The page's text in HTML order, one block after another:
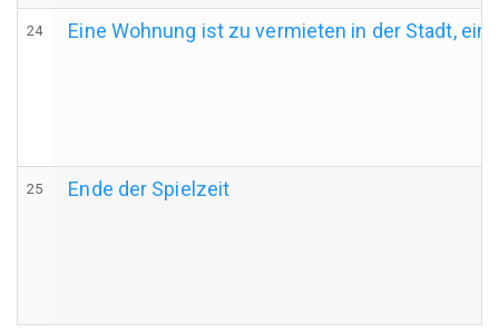
24 Eine Wohnung ist zu vermieten in der Stadt,
25 Ende der Spielzeit